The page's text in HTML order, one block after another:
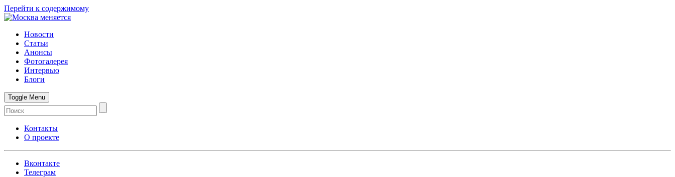
Перейти к содержимому
Новости
Статьи
Анонсы
Фотогалерея
Интервью
Блоги
Toggle Menu
Контакты
О проекте
Вконтакте
Телеграм